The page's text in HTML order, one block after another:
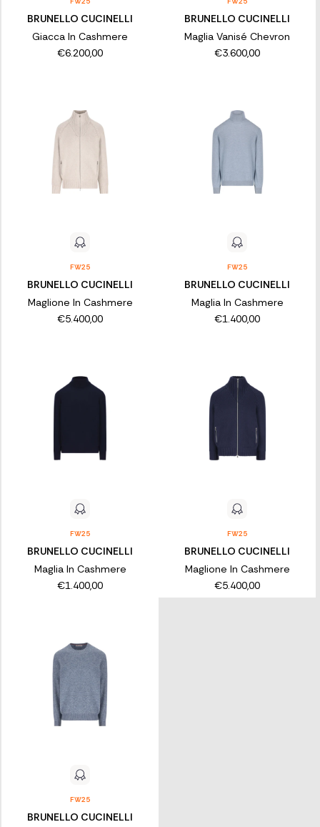
BRUNELLO CUCINELLI
Giacca In Cashmere
€6.200,00
BRUNELLO CUCINELLI
Maglia Vanisé Chevron
€3.600,00
FW25
BRUNELLO CUCINELLI
Maglione In Cashmere
€5.400,00
FW25
BRUNELLO CUCINELLI
Maglia In Cashmere
€1.400,00
FW25
BRUNELLO CUCINELLI
Maglia In Cashmere
€1.400,00
FW25
BRUNELLO CUCINELLI
Maglione In Cashmere
€5.400,00
FW25
BRUNELLO CUCINELLI